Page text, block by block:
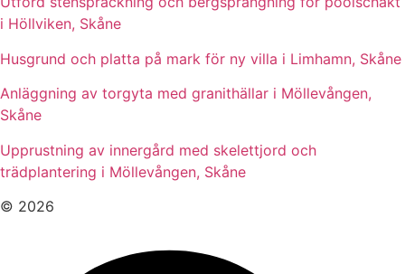
i Höllviken, Skåne
Husgrund och platta på mark för ny villa i Limhamn, Skåne
Anläggning av torgyta med granithällar i Möllevången,
Skåne
Upprustning av innergård med skelettjord och
trädplantering i Möllevången, Skåne
© 2026